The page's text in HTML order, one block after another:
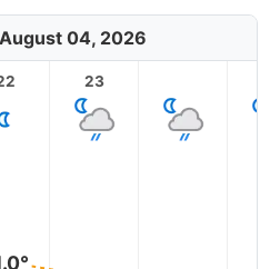
04, 2026
23